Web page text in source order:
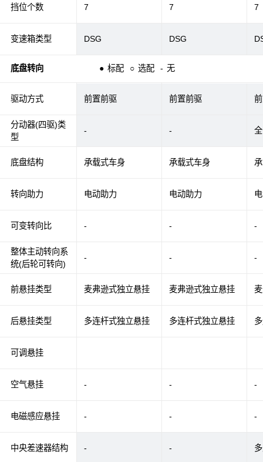
挡位个数
变速箱类型
底盘转向 ● 标配 ○ 选配 - 无
驱动方式
分动器(四驱)类
型
底盘结构
转向助力
可变转向比
整体主动转向系
统(后轮可转向)
前悬挂类型
后悬挂类型
可调悬挂
空气悬挂
电磁感应悬挂
中央差速器结构
7 7 7
DSG DSG
前置前驱 前置前驱
- -
承载式车身 承载式车身
电动助力 电动助力
- - -
- - -
麦弗逊式独立悬挂 麦弗逊式独立悬挂
多连杆式独立悬挂 多连杆式独立悬挂
- - -
- - -
- -